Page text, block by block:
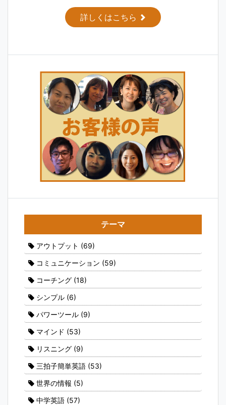
詳しくはこちら
テーマ
アウトプット (69)
コミュニケーション (59)
コーチング (18)
シンプル (6)
パワーツール (9)
マインド (53)
リスニング (9)
三拍子簡単英語 (53)
世界の情報 (5)
中学英語 (57)